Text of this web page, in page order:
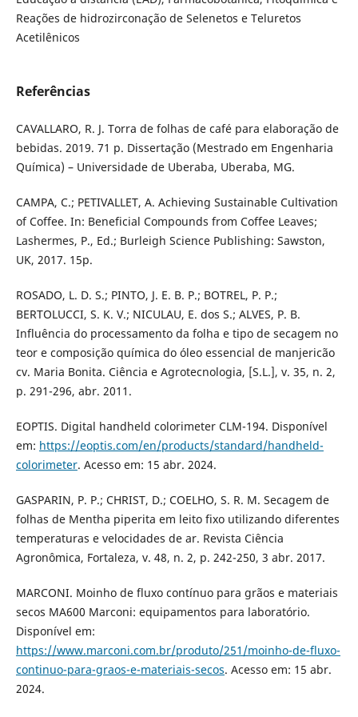
Reações de hidrozirconação de Selenetos e Teluretos
Acetilênicos
Referências
CAVALLARO, R. J. Torra de folhas de café para elaboração de
bebidas. 2019. 71 p. Dissertação (Mestrado em Engenharia
Química) – Universidade de Uberaba, Uberaba, MG.
CAMPA, C.; PETIVALLET, A. Achieving Sustainable Cultivation
of Coffee. In: Beneficial Compounds from Coffee Leaves;
Lashermes, P., Ed.; Burleigh Science Publishing: Sawston,
UK, 2017. 15p.
ROSADO, L. D. S.; PINTO, J. E. B. P.; BOTREL, P. P.;
BERTOLUCCI, S. K. V.; NICULAU, E. dos S.; ALVES, P. B.
Influência do processamento da folha e tipo de secagem no
teor e composição química do óleo essencial de manjericão
cv. Maria Bonita. Ciência e Agrotecnologia, [S.L.], v. 35, n. 2,
p. 291-296, abr. 2011.
EOPTIS. Digital handheld colorimeter CLM-194. Disponível
em: https://eoptis.com/en/products/standard/handheld-
colorimeter. Acesso em: 15 abr. 2024.
GASPARIN, P. P.; CHRIST, D.; COELHO, S. R. M. Secagem de
folhas de Mentha piperita em leito fixo utilizando diferentes
temperaturas e velocidades de ar. Revista Ciência
Agronômica, Fortaleza, v. 48, n. 2, p. 242-250, 3 abr. 2017.
MARCONI. Moinho de fluxo contínuo para grãos e materiais
secos MA600 Marconi: equipamentos para laboratório.
Disponível em:
https://www.marconi.com.br/produto/251/moinho-de-fluxo-
continuo-para-graos-e-materiais-secos. Acesso em: 15 abr.
2024.